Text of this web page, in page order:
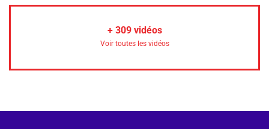
+ 309vidéos
Voir toutes les vidéos